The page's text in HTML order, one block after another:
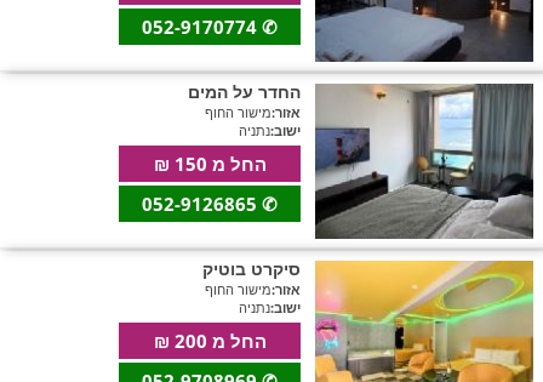
חדרים לפי שעה במישור החוף הדרומי
✆
החדר על המים
אזור:מישור החוף
ישוב:נתניה
החל מ 150 ₪
✆
סיקרט בוטיק
אזור:מישור החוף
ישוב:נתניה
החל מ 200 ₪